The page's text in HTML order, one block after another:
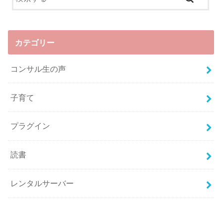
カテゴリー
コンサル生の声
子育て
プラグイン
読書
レンタルサーバー